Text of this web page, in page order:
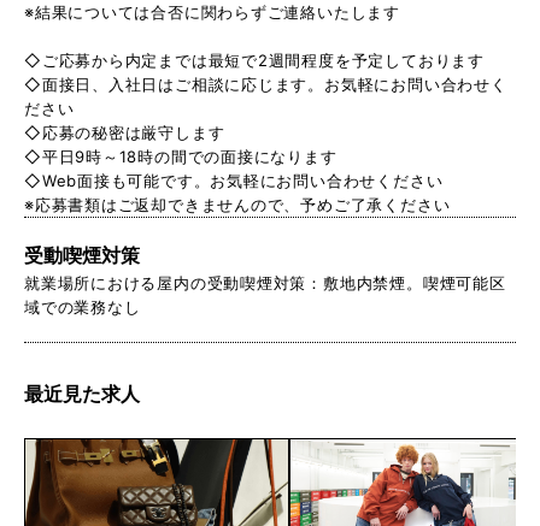
※結果については合否に関わらずご連絡いたします
◇ご応募から内定までは最短で2週間程度を予定しております
◇面接日、入社日はご相談に応じます。お気軽にお問い合わせく
ださい
◇応募の秘密は厳守します
◇平日9時～18時の間での面接になります
◇Web面接も可能です。お気軽にお問い合わせください
※応募書類はご返却できませんので、予めご了承ください
受動喫煙対策
就業場所における屋内の受動喫煙対策：敷地内禁煙。喫煙可能区
域での業務なし
最近見た求人